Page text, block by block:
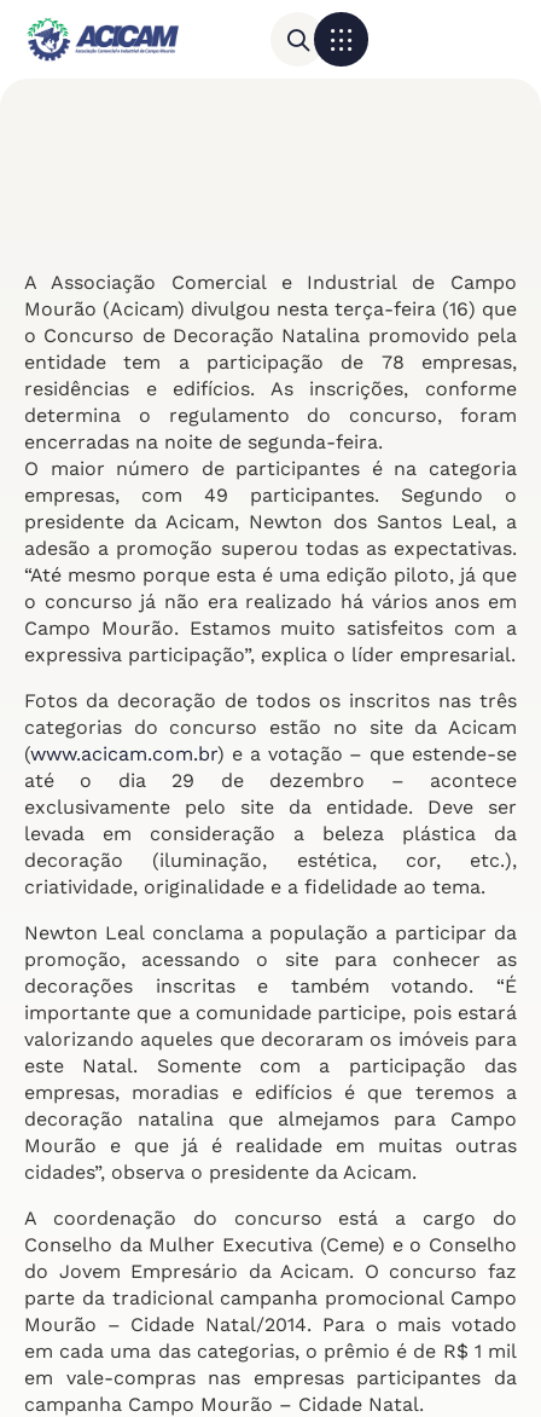
A Associação Comercial e Industrial de Campo
Mourão (Acicam) divulgou nesta terça-feira (16) que
o Concurso de Decoração Natalina promovido pela
entidade tem a participação de 78 empresas,
residências e edifícios. As inscrições, conforme
determina o regulamento do concurso, foram
encerradas na noite de segunda-feira.
O maior número de participantes é na categoria
empresas, com 49 participantes. Segundo o
presidente da Acicam, Newton dos Santos Leal, a
adesão a promoção superou todas as expectativas.
“Até mesmo porque esta é uma edição piloto, já que
o concurso já não era realizado há vários anos em
Campo Mourão. Estamos muito satisfeitos com a
expressiva participação”, explica o líder empresarial.
Fotos da decoração de todos os inscritos nas três
categorias do concurso estão no site da Acicam
(www.acicam.com.br) e a votação – que estende-se
até o dia 29 de dezembro – acontece
exclusivamente pelo site da entidade. Deve ser
levada em consideração a beleza plástica da
decoração (iluminação, estética, cor, etc.),
criatividade, originalidade e a fidelidade ao tema.
Newton Leal conclama a população a participar da
promoção, acessando o site para conhecer as
decorações inscritas e também votando. “É
importante que a comunidade participe, pois estará
valorizando aqueles que decoraram os imóveis para
este Natal. Somente com a participação das
empresas, moradias e edifícios é que teremos a
decoração natalina que almejamos para Campo
Mourão e que já é realidade em muitas outras
cidades”, observa o presidente da Acicam.
A coordenação do concurso está a cargo do
Conselho da Mulher Executiva (Ceme) e o Conselho
do Jovem Empresário da Acicam. O concurso faz
parte da tradicional campanha promocional Campo
Mourão – Cidade Natal/2014. Para o mais votado
em cada uma das categorias, o prêmio é de R$ 1 mil
em vale-compras nas empresas participantes da
campanha Campo Mourão – Cidade Natal.